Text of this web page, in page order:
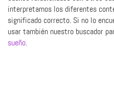
interpretamos los diferentes
significado correcto. Si no lo
usar también nuestro buscador
sueño.